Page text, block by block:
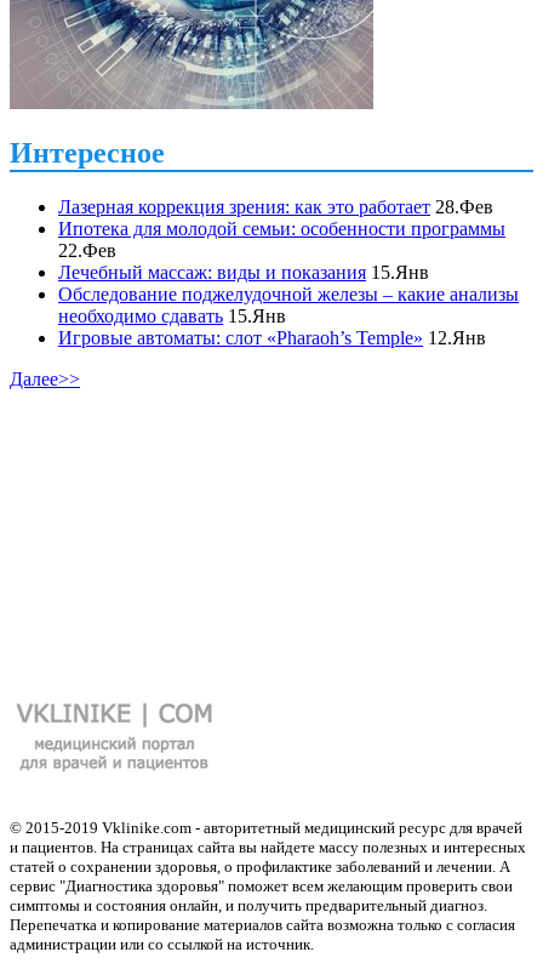
Интересное
Лазерная коррекция зрения: как это работает 28.Фев
Ипотека для молодой семьи: особенности программы
22.Фев
Лечебный массаж: виды и показания 15.Янв
Обследование поджелудочной железы – какие анализы
необходимо сдавать 15.Янв
Игровые автоматы: слот «Pharaoh’s Temple» 12.Янв
Далее>>
© 2015-2019 Vklinike.com - авторитетный медицинский ресурс для врачей
и пациентов. На страницах сайта вы найдете массу полезных и интересных
статей о сохранении здоровья, о профилактике заболеваний и лечении. А
сервис "Диагностика здоровья" поможет всем желающим проверить свои
симптомы и состояния онлайн, и получить предварительный диагноз.
Перепечатка и копирование материалов сайта возможна только с согласия
администрации или со ссылкой на источник.